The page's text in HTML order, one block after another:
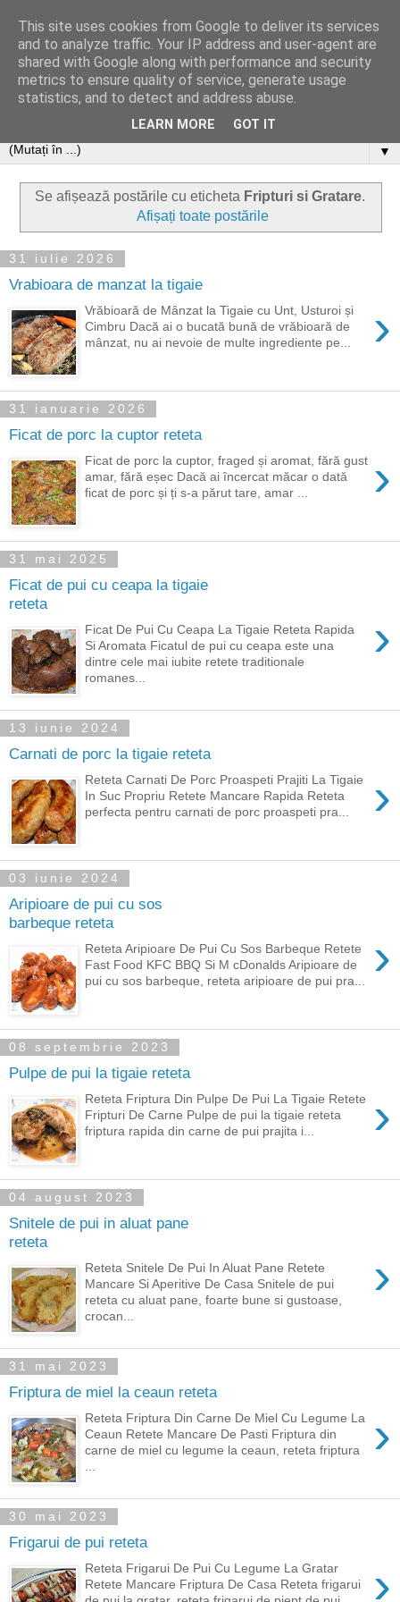
▼
Se afișează postările cu eticheta Fripturi si Gratare.
Afișați toate postările
31 iulie 2026
Vrabioara de manzat la tigaie
›
Vrăbioară de Mânzat la Tigaie cu Unt, Usturoi și
Cimbru Dacă ai o bucată bună de vrăbioară de
mânzat, nu ai nevoie de multe ingrediente pe...
31 ianuarie 2026
Ficat de porc la cuptor reteta
›
Ficat de porc la cuptor, fraged și aromat, fără gust
amar, fără eșec Dacă ai încercat măcar o dată
ficat de porc și ți s-a părut tare, amar ...
31 mai 2025
Ficat de pui cu ceapa la tigaie
reteta
›
Ficat De Pui Cu Ceapa La Tigaie Reteta Rapida
Si Aromata Ficatul de pui cu ceapa este una
dintre cele mai iubite retete traditionale
romanes...
13 iunie 2024
Carnati de porc la tigaie reteta
›
Reteta Carnati De Porc Proaspeti Prajiti La Tigaie
In Suc Propriu Retete Mancare Rapida Reteta
perfecta pentru carnati de porc proaspeti pra...
03 iunie 2024
Aripioare de pui cu sos
barbeque reteta
›
Reteta Aripioare De Pui Cu Sos Barbeque Retete
Fast Food KFC BBQ Si M cDonalds Aripioare de
pui cu sos barbeque, reteta aripioare de pui pra...
08 septembrie 2023
Pulpe de pui la tigaie reteta
›
Reteta Friptura Din Pulpe De Pui La Tigaie Retete
Fripturi De Carne Pulpe de pui la tigaie reteta
friptura rapida din carne de pui prajita i...
04 august 2023
Snitele de pui in aluat pane
reteta
›
Reteta Snitele De Pui In Aluat Pane Retete
Mancare Si Aperitive De Casa Snitele de pui
reteta cu aluat pane, foarte bune si gustoase,
crocan...
31 mai 2023
Friptura de miel la ceaun reteta
›
Reteta Friptura Din Carne De Miel Cu Legume La
Ceaun Retete Mancare De Pasti Friptura din
carne de miel cu legume la ceaun, reteta friptura
30 mai 2023
Frigarui de pui reteta
›
Reteta Frigarui De Pui Cu Legume La Gratar
Retete Mancare Friptura De Casa Reteta frigarui
This site uses cookies from Google to deliver its services
and to analyze traffic. Your IP address and user-agent are
shared with Google along with performance and security
metrics to ensure quality of service, generate usage
statistics, and to detect and address abuse.
LEARN MORE GOT IT